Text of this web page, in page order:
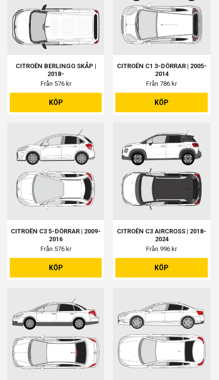
CITROËN BERLINGO SKÅP |
2018-
Från 576 kr
KÖP
CITROËN C1 3-DÖRRAR | 2005-
2014
Från 786 kr
KÖP
CITROËN C3 5-DÖRRAR | 2009-
2016
Från 576 kr
KÖP
CITROËN C3 AIRCROSS | 2018-
2024
Från 996 kr
KÖP